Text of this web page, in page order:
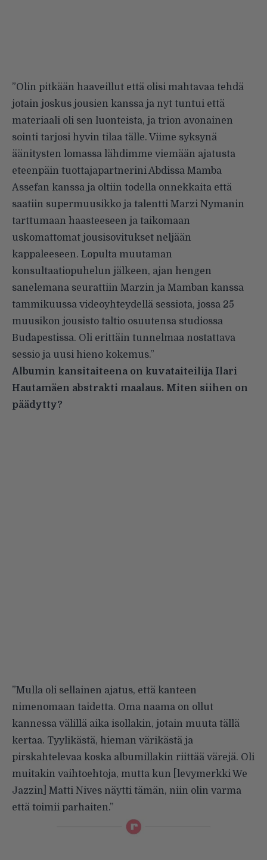
”Olin pitkään haaveillut että olisi mahtavaa tehdä
jotain joskus jousien kanssa ja nyt tuntui että
materiaali oli sen luonteista, ja trion avonainen
sointi tarjosi hyvin tilaa tälle. Viime syksynä
äänitysten lomassa lähdimme viemään ajatusta
eteenpäin tuottajapartnerini Abdissa Mamba
Assefan kanssa ja oltiin todella onnekkaita että
saatiin supermuusikko ja talentti Marzi Nymanin
tarttumaan haasteeseen ja taikomaan
uskomattomat jousisovitukset neljään
kappaleeseen. Lopulta muutaman
konsultaatiopuhelun jälkeen, ajan hengen
sanelemana seurattiin Marzin ja Mamban kanssa
tammikuussa videoyhteydellä sessiota, jossa 25
muusikon jousisto taltio osuutensa studiossa
Budapestissa. Oli erittäin tunnelmaa nostattava
sessio ja uusi hieno kokemus.”
Albumin kansitaiteena on kuvataiteilija Ilari
Hautamäen abstrakti maalaus. Miten siihen on
päädytty?
”Mulla oli sellainen ajatus, että kanteen
nimenomaan taidetta. Oma naama on ollut
kannessa välillä aika isollakin, jotain muuta tällä
kertaa. Tyylikästä, hieman värikästä ja
pirskahtelevaa koska albumillakin riittää värejä. Oli
muitakin vaihtoehtoja, mutta kun [levymerkki We
Jazzin] Matti Nives näytti tämän, niin olin varma
että toimii parhaiten.”